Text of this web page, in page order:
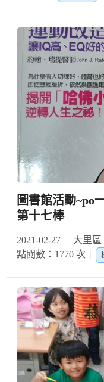
圖書館活動~po
第十七棒
2021-02-27
大里
點閱數：1770 次